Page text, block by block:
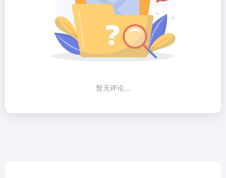
暂无评论...